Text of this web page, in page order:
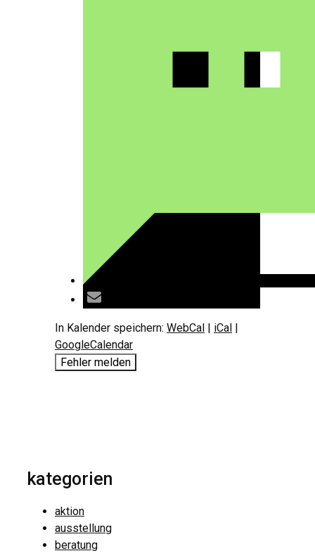
In Kalender speichern: WebCal iCal
GoogleCalendar
Fehler melden
kategorien
aktion
ausstellung
beratung